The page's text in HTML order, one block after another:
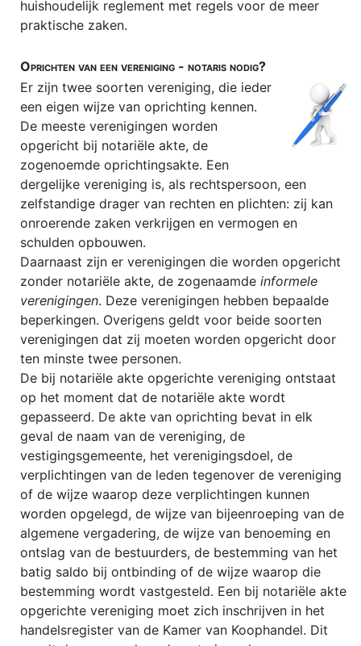
huishoudelijk reglement met regels voor de meer
praktische zaken.
Oprichten van een vereniging - notaris nodig?
Er zijn twee soorten vereniging, die ieder
een eigen wijze van oprichting kennen.
De meeste verenigingen worden
opgericht bij notariële akte, de
zogenoemde oprichtingsakte. Een
dergelijke vereniging is, als rechtspersoon, een
zelfstandige drager van rechten en plichten: zij kan
onroerende zaken verkrijgen en vermogen en
schulden opbouwen.
Daarnaast zijn er verenigingen die worden opgericht
zonder notariële akte, de zogenaamde informele
verenigingen. Deze verenigingen hebben bepaalde
beperkingen. Overigens geldt voor beide soorten
verenigingen dat zij moeten worden opgericht door
ten minste twee personen.
De bij notariële akte opgerichte vereniging ontstaat
op het moment dat de notariële akte wordt
gepasseerd. De akte van oprichting bevat in elk
geval de naam van de vereniging, de
vestigingsgemeente, het verenigingsdoel, de
verplichtingen van de leden tegenover de vereniging
of de wijze waarop deze verplichtingen kunnen
worden opgelegd, de wijze van bijeenroeping van de
algemene vergadering, de wijze van benoeming en
ontslag van de bestuurders, de bestemming van het
batig saldo bij ontbinding of de wijze waarop die
bestemming wordt vastgesteld. Een bij notariële akte
opgerichte vereniging moet zich inschrijven in het
handelsregister van de Kamer van Koophandel. Dit